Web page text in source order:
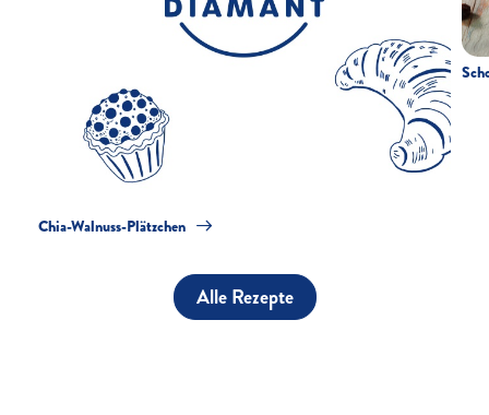
Chia-Walnuss-Plätzchen
Alle Rezepte